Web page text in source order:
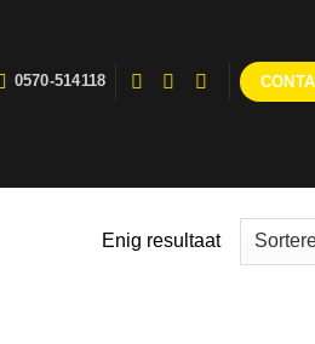
0570-514118
Enig resultaat